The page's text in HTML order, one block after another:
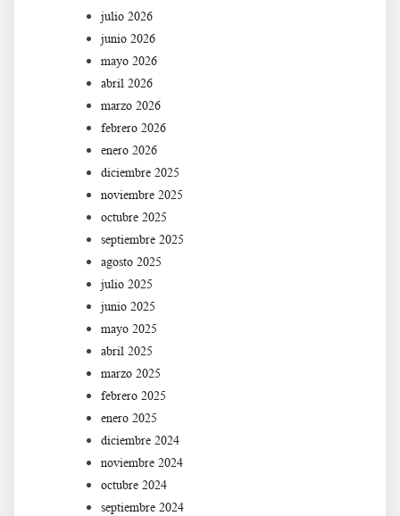
julio 2026
junio 2026
mayo 2026
abril 2026
marzo 2026
febrero 2026
enero 2026
diciembre 2025
noviembre 2025
octubre 2025
septiembre 2025
agosto 2025
julio 2025
junio 2025
mayo 2025
abril 2025
marzo 2025
febrero 2025
enero 2025
diciembre 2024
noviembre 2024
octubre 2024
septiembre 2024